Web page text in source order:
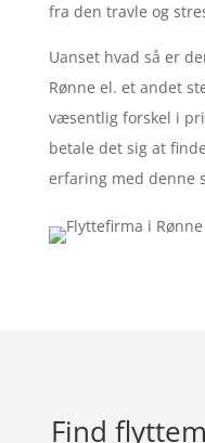
fra den travle og
Uanset hvad så er
Rønne el. et andet
væsentlig forskel i
betale det sig at
erfaring med denne
Find